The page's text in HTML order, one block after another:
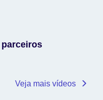
Veja mais vídeos